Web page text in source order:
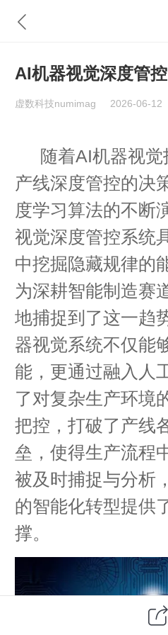
AI机器视觉深度管控
虚数科技numimag 2026-06-12
随着AI机器视
产线深度管控的决
度学习算法的不断
视觉深度管控系统
中挖掘隐藏规律的
为深耕智能制造赛
地捕捉到了这一趋
器视觉系统不仅能
能，更通过融入人
了对复杂生产环境
把控，打破了产线
垒，使得生产流程
被及时捕捉与分析
的智能化转型提供
撑。